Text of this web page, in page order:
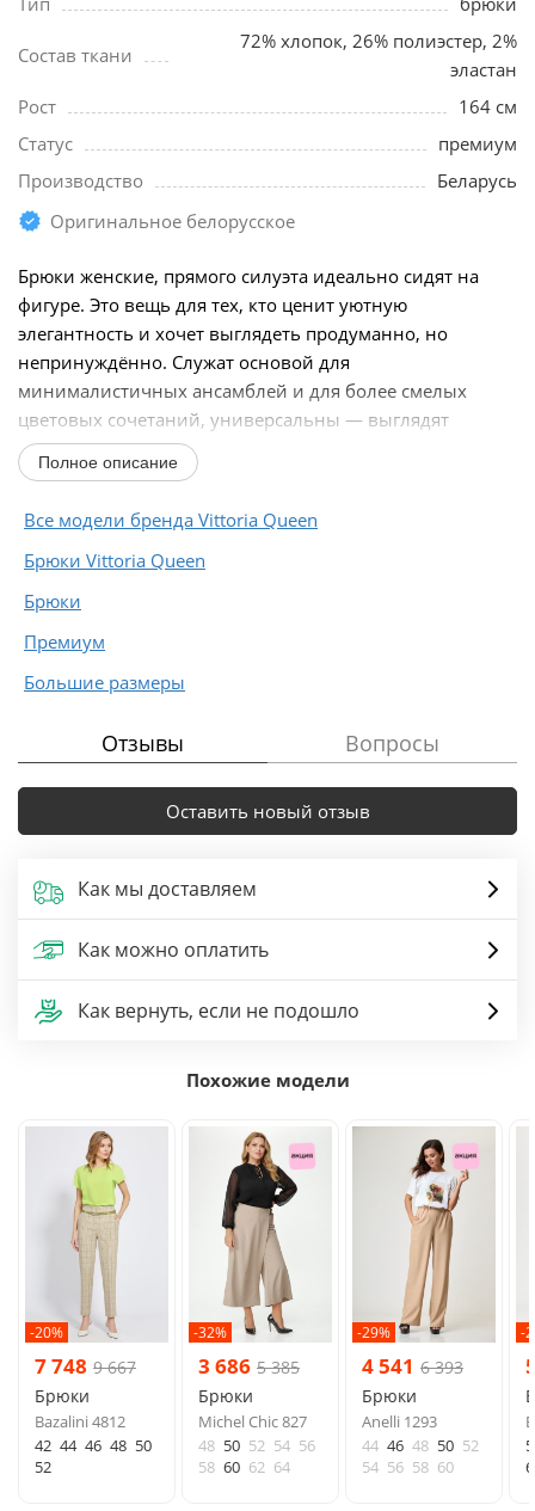
Состав ткани
72% хлопок, 26% полиэстер, 2%
эластан
Рост
164 см
Статус
премиум
Производство
Беларусь
Оригинальное белорусское
Брюки женские, прямого силуэта идеально сидят на
фигуре. Это вещь для тех, кто ценит уютную
элегантность и хочет выглядеть продуманно, но
непринуждённо. Служат основой для
минималистичных ансамблей и для более смелых
цветовых сочетаний, универсальны — выглядят
органично и летом, и в межсезонье...
Полное описание
Все модели бренда Vittoria Queen
Брюки Vittoria Queen
Брюки
Премиум
Большие размеры
Отзывы Вопросы
Оставить новый отзыв
Как мы доставляем
Как можно оплатить
Как вернуть, если не подошло
Похожие модели
-20%
7 748 9 667
Брюки
Bazalini 4812
42 44 46 48 50
52
-32%
3 686 5 385
Брюки
Michel Chic 827
48 50 52 54 56
58 60 62 64
-29%
4 541 6 393
Брюки
Anelli 1293
44 46 48 50 52
54 56 58 60
-